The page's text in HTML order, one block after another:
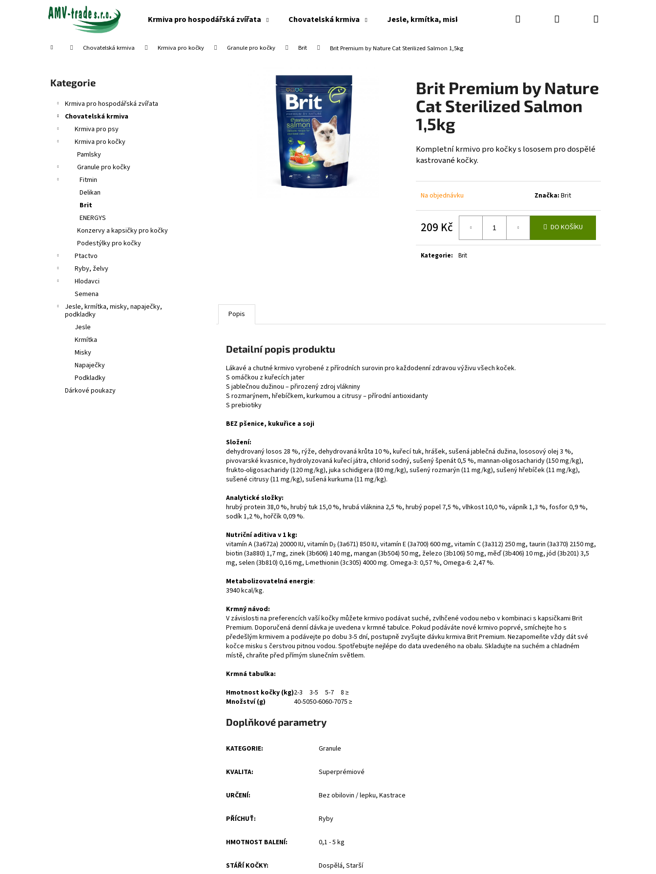
Krmiva pro hospodářská zvířata Chovatelská krmiva Jesle, krmítka, misky, napaječky, podkladky Dárkové poukazy
Hledat PřihlášeníNákupní
Domů Chovatelská krmiva Krmiva pro kočky Granule pro kočky Brit Brit Premium by Nature Cat Sterilized Salmon 1,5kg
Přeskočit
kategorie
Kategorie
Krmiva pro hospodářská zvířata
Chovatelská krmiva
Krmiva pro psy
Krmiva pro kočky
Pamlsky
Granule pro kočky
Fitmin
Delikan
Brit
ENERGYS
Konzervy a kapsičky pro kočky
Podestýlky pro kočky
Ptactvo
Ryby, želvy
Hlodavci
Semena
Jesle, krmítka, misky, napaječky,
podkladky
Jesle
Krmítka
Misky
Napaječky
Podkladky
Dárkové poukazy
Brit Premium by Nature
Cat Sterilized Salmon
1,5kg
Kompletní krmivo pro kočky s lososem pro dospělé
kastrované kočky.
Na objednávku Značka: Brit
209 Kč
cena:
DO KOŠÍKU
Kategorie: Brit
Popis
Detailní popis produktu
Lákavé a chutné krmivo vyrobené z přírodních surovin pro každodenní zdravou výživu všech koček.
S omáčkou z kuřecích jater
S jablečnou dužinou – přirozený zdroj vlákniny
S rozmarýnem, hřebíčkem, kurkumou a citrusy – přírodní antioxidanty
S prebiotiky
BEZ pšenice, kukuřice a soji
Složení:
dehydrovaný losos 28 %, rýže, dehydrovaná krůta 10 %, kuřecí tuk, hrášek, sušená jablečná dužina, lososový olej 3 %,
pivovarské kvasnice, hydrolyzovaná kuřecí játra, chlorid sodný, sušený špenát 0,5 %, mannan-oligosacharidy (150 mg/kg),
frukto-oligosacharidy (120 mg/kg), juka schidigera (80 mg/kg), sušený rozmarýn (11 mg/kg), sušený hřebíček (11 mg/kg),
sušené citrusy (11 mg/kg), sušená kurkuma (11 mg/kg).
Analytické složky:
hrubý protein 38,0 %, hrubý tuk 15,0 %, hrubá vláknina 2,5 %, hrubý popel 7,5 %, vlhkost 10,0 %, vápník 1,3 %, fosfor 0,9 %,
sodík 1,2 %, hořčík 0,09 %.
Nutriční aditiva v 1 kg:
vitamín A (3a672a) 20000 IU, vitamín D3 (3a671) 850 IU, vitamín E (3a700) 600 mg, vitamín C (3a312) 250 mg, taurin (3a370) 2150 mg,
biotin (3a880) 1,7 mg, zinek (3b606) 140 mg, mangan (3b504) 50 mg, železo (3b106) 50 mg, měď (3b406) 10 mg, jód (3b201) 3,5
mg, selen (3b810) 0,16 mg, L-methionin (3c305) 4000 mg. Omega-3: 0,57 %, Omega-6: 2,47 %.
Metabolizovatelná energie:
3940 kcal/kg.
Krmný návod:
V závislosti na preferencích vaší kočky můžete krmivo podávat suché, zvlhčené vodou nebo v kombinaci s kapsičkami Brit
Premium. Doporučená denní dávka je uvedena v krmné tabulce. Pokud podáváte nové krmivo poprvé, smíchejte ho s
předešlým krmivem a podávejte po dobu 3-5 dní, postupně zvyšujte dávku krmiva Brit Premium. Nezapomeňte vždy dát své
kočce misku s čerstvou pitnou vodou. Spotřebujte nejlépe do data uvedeného na obalu. Skladujte na suchém a chladném
místě, chraňte před přímým slunečním světlem.
Krmná tabulka:
Hmotnost kočky (kg)2-3 3-5 5-7
8 ≥
Množství (g)
40-5050-6060-7075 ≥
Doplňkové parametry
KATEGORIE: Granule
KVALITA: Superprémiové
URČENÍ: Bez obilovin / lepku, Kastrace
PŘÍCHUŤ: Ryby
HMOTNOST BALENÍ: 0,1 - 5 kg
STÁŘÍ KOČKY: Dospělá, Starší
Co potřebujete najít?
HLEDAT
Doporučujeme